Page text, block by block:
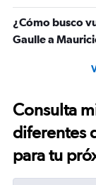
¿Cómo busco
Gaulle a
Consulta
diferentes
para tu